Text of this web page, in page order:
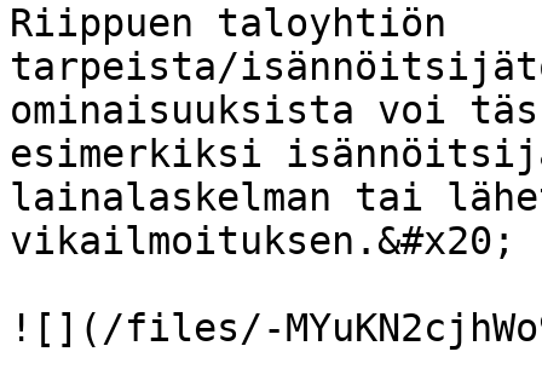
Riippuen taloyhtiön
tarpeista/
ominaisuuksista voi
esimerkiksi
lainalaskelman tai
vikailmoituksen.&#x20;
![](/files/-